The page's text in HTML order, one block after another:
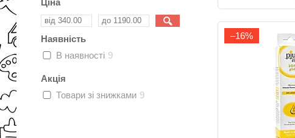
–16%
Наявність
В наявності 9
Акція
Товари зі знижками 9